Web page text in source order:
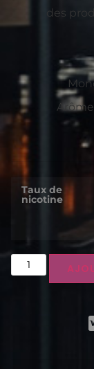
des
Taux de
nicotine